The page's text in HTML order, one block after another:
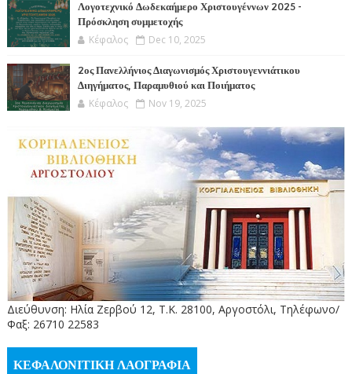
Λογοτεχνικό Δωδεκαήμερο Χριστουγέννων 2025 -
Πρόσκληση συμμετοχής
Κέφαλος Dec 10, 2025
2ος Πανελλήνιος Διαγωνισμός Χριστουγεννιάτικου
Διηγήματος, Παραμυθιού και Ποιήματος
Κέφαλος Nov 19, 2025
Διεύθυνση: Ηλία Ζερβού 12, Τ.Κ. 28100, Αργοστόλι, Τηλέφωνο/
Φαξ: 26710 22583
ΚΕΦΑΛΟΝΙΤΙΚΗ ΛΑΟΓΡΑΦΙΑ